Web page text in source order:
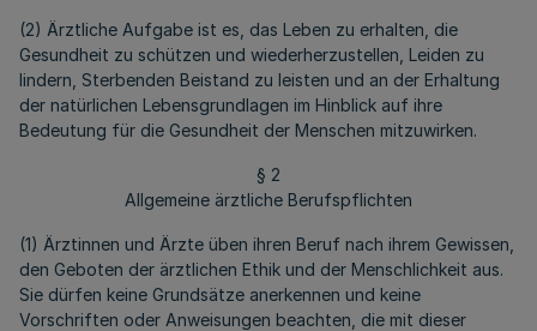
(2) Ärztliche Aufgabe ist es, das Leben zu erhalten, die
Gesundheit zu schützen und wiederherzustellen, Leiden zu
lindern, Sterbenden Beistand zu leisten und an der Erhaltung
der natürlichen Lebensgrundlagen im Hinblick auf ihre
Bedeutung für die Gesundheit der Menschen mitzuwirken.
§ 2
Allgemeine ärztliche Berufspflichten
(1) Ärztinnen und Ärzte üben ihren Beruf nach ihrem Gewissen,
den Geboten der ärztlichen Ethik und der Menschlichkeit aus.
Sie dürfen keine Grundsätze anerkennen und keine
Vorschriften oder Anweisungen beachten, die mit dieser